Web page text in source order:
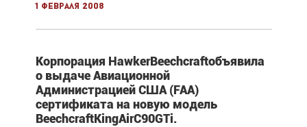
1 февраля 2008
Корпорация HawkerBeechcraftобъявила
о выдаче Авиационной
Администрацией США (FAA)
сертификата на новую модель
BeechcraftKingAirC90GTi.